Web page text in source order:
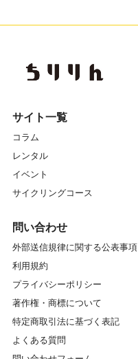
サイト一覧
コラム
レンタル
イベント
サイクリングコース
問い合わせ
外部送信規律に関する公表事項
利用規約
プライバシーポリシー
著作権・商標について
特定商取引法に基づく表記
よくある質問